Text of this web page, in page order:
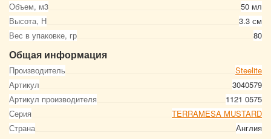
Объем, м3
50 мл
Высота, Н
3.3 см
Вес в упаковке, гр
80
Общая информация
Производитель
Steelite
Артикул
3040579
Артикул производителя
1121 0575
Серия
TERRAMESA MUSTARD
Страна
Англия